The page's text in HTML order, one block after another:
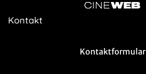
Kontakt
Kontaktformular